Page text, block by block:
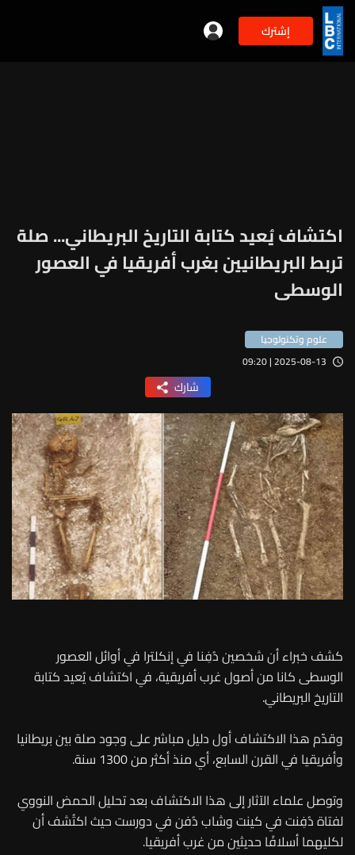
إشترك
اكتشاف يُعيد كتابة التاريخ البريطاني... صلة
تربط البريطانيين بغرب أفريقيا في العصور
الوسطى
علوم وتكنولوجيا
2025-08-13 | 09:20
شارك
كشف خبراء أن شخصين دُفِنا في إنكلترا في أوائل العصور
الوسطى كانا من أصول غرب أفريقية، في اكتشاف يُعيد كتابة
التاريخ البريطاني.
وقدّم هذا الاكتشاف أول دليل مباشر على وجود صلة بين بريطانيا
وأفريقيا في القرن السابع، أي منذ أكثر من 1300 سنة.
وتوصل علماء الآثار إلى هذا الاكتشاف بعد تحليل الحمض النووي
لفتاة دُفِنت في كينت وشاب دُفن في دورست حيث اكتُشف أن
لكليهما أسلافًا حديثين من غرب أفريقيا.